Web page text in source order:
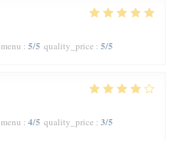
menu : 5/5 quality_price : 5/5
menu : 4/5 quality_price : 3/5